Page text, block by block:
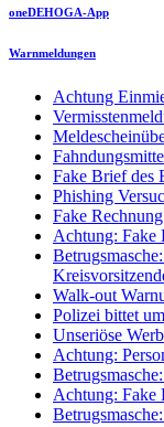
oneDEHOGA-App
Warnmeldungen
Achtung
Fake Brief des
Phishing
Fake
Achtung: Fake
Walk-out
Polizei bittet
Unseriöse
Achtung:
Achtung: Fake